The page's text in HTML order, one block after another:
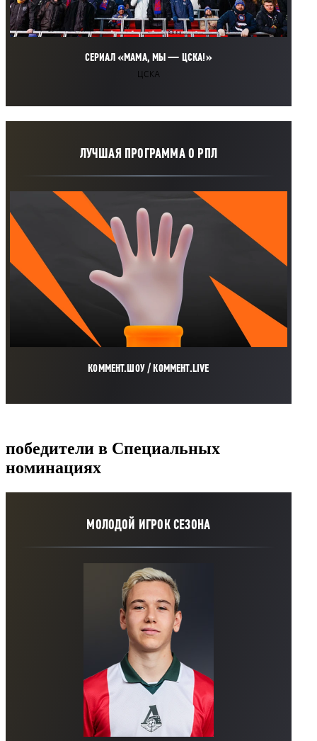
СЕРИАЛ «МАМА, МЫ — ЦСКА!»
ЦСКА
ЛУЧШАЯ ПРОГРАММА О РПЛ
КОММЕНТ.ШОУ / КОММЕНТ.LIVE
победители в Специальных
номинациях
МОЛОДОЙ ИГРОК СЕЗОНА